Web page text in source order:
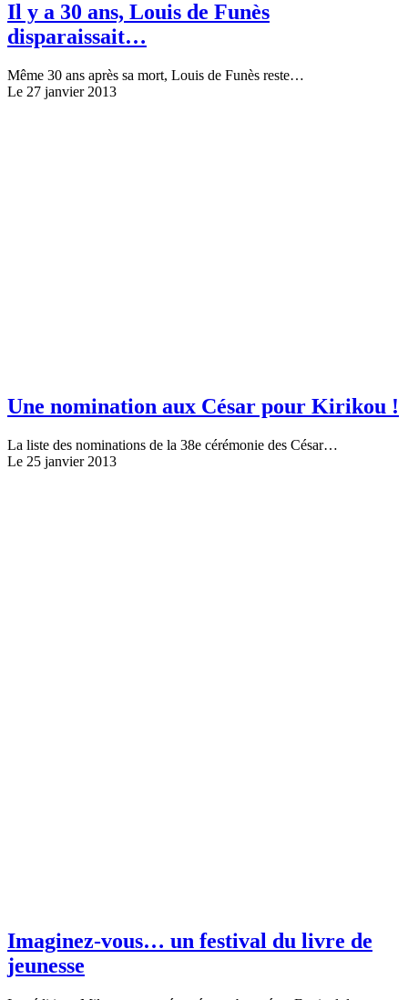
Il y a 30 ans, Louis de Funès
disparaissait…
Même 30 ans après sa mort, Louis de Funès reste…
Le 27 janvier 2013
Une nomination aux César pour Kirikou !
La liste des nominations de la 38e cérémonie des César…
Le 25 janvier 2013
Imaginez-vous… un festival du livre de
jeunesse